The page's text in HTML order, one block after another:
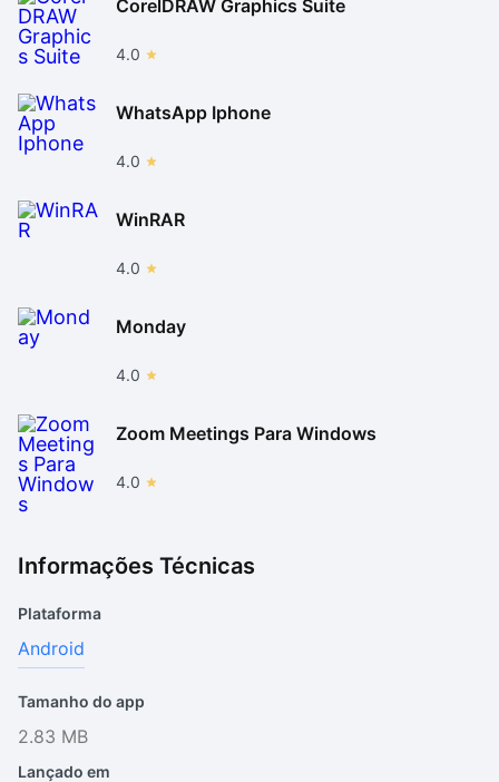
CorelDRAW Graphics Suite
4.0
WhatsApp Iphone
4.0
WinRAR
4.0
Monday
4.0
Zoom Meetings Para Windows
4.0
Informações Técnicas
Plataforma
Android
Tamanho do app
2.83 MB
Lançado em